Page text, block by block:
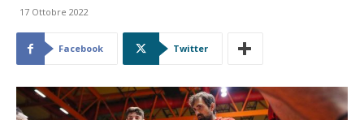
17 Ottobre 2022
Facebook Twitter